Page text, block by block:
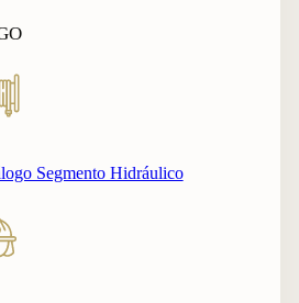
Segmento Hidráulico